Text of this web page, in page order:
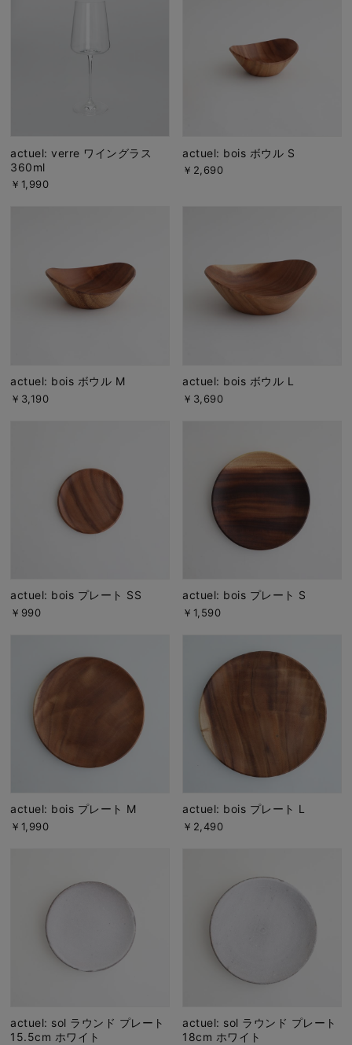
actuel: verre ワイングラス
360ml
￥1,990
actuel: bois ボウル S
￥2,690
actuel: bois ボウル M
￥3,190
actuel: bois ボウル L
￥3,690
actuel: bois プレート SS
￥990
actuel: bois プレート S
￥1,590
actuel: bois プレート M
￥1,990
actuel: bois プレート L
￥2,490
actuel: sol ラウンド プレート
15.5cm ホワイト
actuel: sol ラウンド プレート
18cm ホワイト